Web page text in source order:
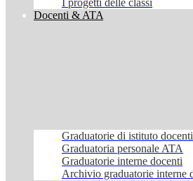
I progetti delle classi
Docenti & ATA
Graduatorie di istituto docenti
Graduatoria personale ATA
Graduatorie interne docenti
Archivio graduatorie interne